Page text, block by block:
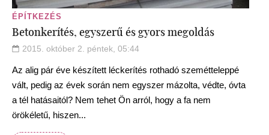
ÉPÍTKEZÉS
Betonkerítés, egyszerű és gyors megoldás
2015. október 2. péntek, 05:44
Az alig pár éve készített léckerítés rothadó szemétteleppé
vált, pedig az évek során nem egyszer mázolta, védte, óvta
a tél hatásaitól? Nem tehet Ön arról, hogy a fa nem
örökéletű, hiszen...